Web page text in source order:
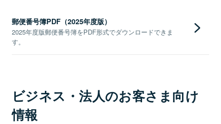
郵便番号簿PDF（2025年度版）
2025年度版郵便番号簿をPDF形式でダウンロードできま
す。
ビジネス・法人のお客さま向け
情報